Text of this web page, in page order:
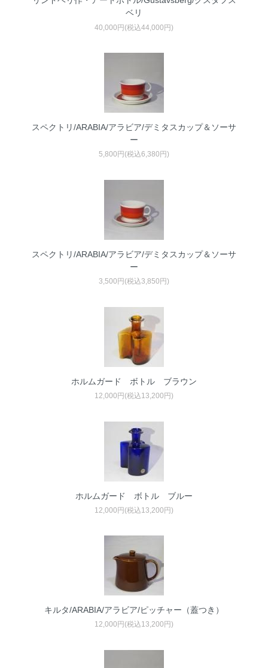
ベリ
40,000円(税込44,000円)
スペクトリ/ARABIA/アラビア/デミタスカップ＆ソーサ
ー
5,800円(税込6,380円)
スペクトリ/ARABIA/アラビア/デミタスカップ＆ソーサ
ー
3,500円(税込3,850円)
ホルムガード ボトル ブラウン
12,000円(税込13,200円)
ホルムガード ボトル ブルー
12,000円(税込13,200円)
キルタ/ARABIA/アラビア/ピッチャー（蓋つき）
12,000円(税込13,200円)